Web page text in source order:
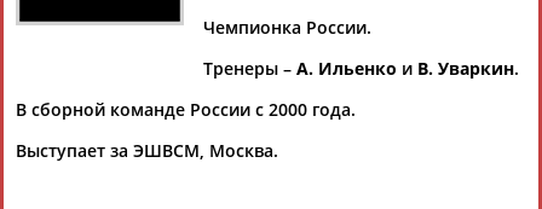
АБАРЕНОВ
Тамилла
АБАСОВА
Рамазан
АБАЧАРАЕВ
Ростом
Чемпионка России.
Тренеры – А. Ильенко и В. Уваркин.
В сборной команде России с 2000 года.
Выступает за ЭШВСМ, Москва.